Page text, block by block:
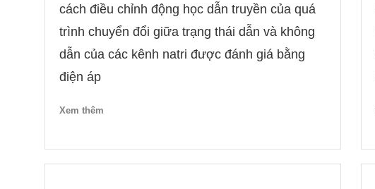
cách điều chỉnh động học dẫn truyền của quá
trình chuyển đổi giữa trạng thái dẫn và không
dẫn của các kênh natri được đánh giá bằng
điện áp
Xem thêm